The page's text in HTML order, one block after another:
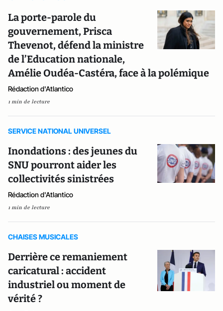
La porte-parole du
gouvernement, Prisca
Thevenot, défend la ministre
de l’Education nationale,
Amélie Oudéa-Castéra, face à la polémique
Rédaction d'Atlantico
1 min de lecture
SERVICE NATIONAL UNIVERSEL
Inondations : des jeunes du
SNU pourront aider les
collectivités sinistrées
Rédaction d'Atlantico
1 min de lecture
CHAISES MUSICALES
Derrière ce remaniement
caricatural : accident
industriel ou moment de
vérité ?